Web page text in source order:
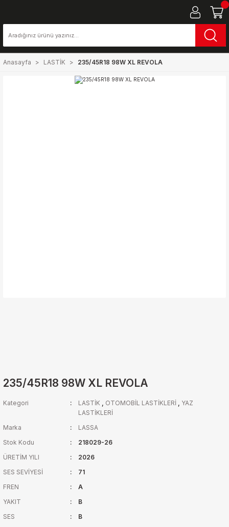
Anasayfa LASTİK 235/45R18 98W XL REVOLA
235/45R18 98W XL REVOLA
Kategori LASTİK , OTOMOBİL LASTİKLERİ , YAZ
LASTİKLERİ
Marka
LASSA
Stok Kodu
218029-26
ÜRETİM YILI
2026
SES SEVİYESİ
71
FREN
A
YAKIT
B
SES
B